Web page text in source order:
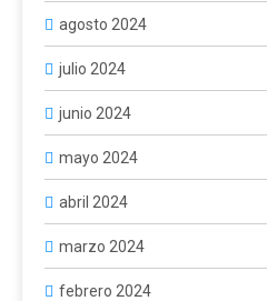
agosto 2024
julio 2024
junio 2024
mayo 2024
abril 2024
marzo 2024
febrero 2024